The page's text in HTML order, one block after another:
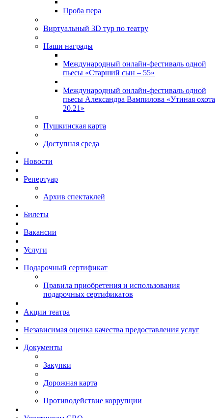
Проба пера
Виртуальный 3D тур по театру
Наши награды
Международный онлайн-фестиваль одной
пьесы «Старший сын – 55»
Международный онлайн-фестиваль одной
пьесы Александра Вампилова «Утиная охота
20.21»
Пушкинская карта
Доступная среда
Новости
Репертуар
Архив спектаклей
Билеты
Вакансии
Услуги
Подарочный сертификат
Правила приобретения и использования
подарочных сертификатов
Акции театра
Независимая оценка качества предоставления услуг
Документы
Закупки
Дорожная карта
Противодействие коррупции